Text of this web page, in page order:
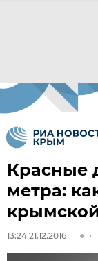
Красные
метра:
13:24 21.12.2016